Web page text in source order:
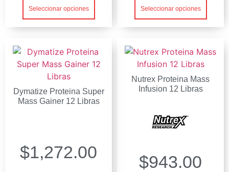
Seleccionar opciones Seleccionar opciones
Dymatize Proteina Super
Mass Gainer 12 Libras
$1,272.00
Nutrex Proteina Mass
Infusion 12 Libras
$943.00